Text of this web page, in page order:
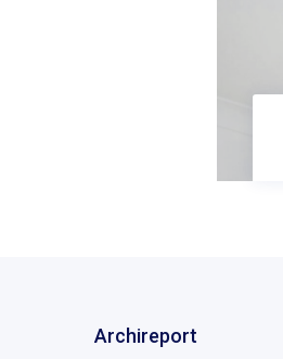
Archireport